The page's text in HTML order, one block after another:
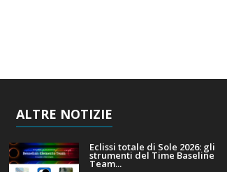
ALTRE NOTIZIE
Eclissi totale di Sole 2026: gli
strumenti del Time Baseline
Team...